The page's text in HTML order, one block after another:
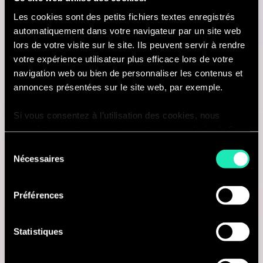
Les cookies sont des petits fichiers textes enregistrés
automatiquement dans votre navigateur par un site web
lors de votre visite sur le site. Ils peuvent servir à rendre
votre expérience utilisateur plus efficace lors de votre
navigation web ou bien de personnaliser les contenus et
annonces présentées sur le site web, par exemple.
Si vous consentez à l’utilisation des cookies, nous
consentir à cette utilisation à nouveau. Si vous ne
fonctionnement et ne personnalisera pas votre
Vous pouvez accéder à la liste complète des cookies
Nécessaires
Préférences
Statistiques
Je suis intéressé(e)
Consulting
MARKETING & CUSTOMER STRATEGY
Amsterdam, Pays-Bas